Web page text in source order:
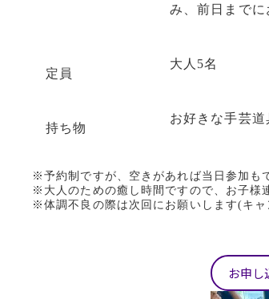
み、前日まで
定員
大人5名
持ち物
お好きな手芸道
※予約制ですが、空きがあれば当日参加も
※大人のための癒し時間ですので、お子様
※体調不良の際は次回にお願いします(キャ
お申し